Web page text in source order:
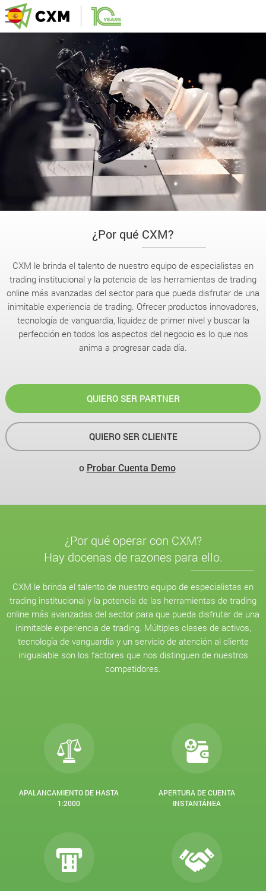
¿Por qué CXM?
CXM le brinda el talento de nuestro equipo de especialistas en
trading institucional y la potencia de las herramientas de trading
online más avanzadas del sector para que pueda disfrutar de una
inimitable experiencia de trading. Ofrecer productos innovadores,
tecnología de vanguardia, liquidez de primer nivel y buscar la
perfección en todos los aspectos del negocio es lo que nos
anima a progresar cada día.
QUIERO SER PARTNER
QUIERO SER CLIENTE
o Probar Cuenta Demo
¿Por qué operar con CXM?
Hay docenas de razones para ello.
CXM le brinda el talento de nuestro equipo de especialistas en
trading institucional y la potencia de las herramientas de trading
online más avanzadas del sector para que pueda disfrutar de una
inimitable experiencia de trading. Múltiples clases de activos,
tecnología de vanguardia y un servicio de atención al cliente
inigualable son los factores que nos distinguen de nuestros
competidores.
APALANCAMIENTO DE HASTA
1:2000
APERTURA DE CUENTA
INSTANTÁNEA